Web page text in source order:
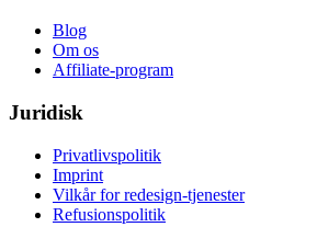
Blog
Om os
Affiliate-program
Juridisk
Privatlivspolitik
Imprint
Vilkår for redesign-tjenester
Refusionspolitik